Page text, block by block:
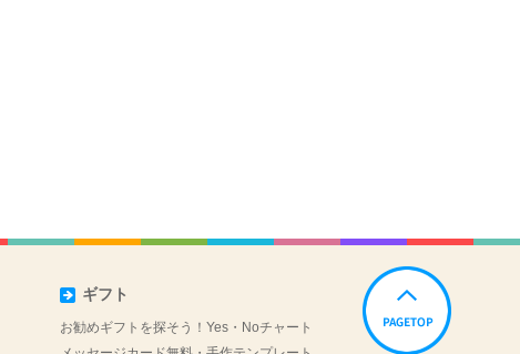
ギフト
お勧めギフトを探そう！Yes・Noチャート